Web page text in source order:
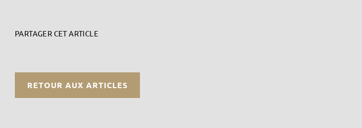
PARTAGER CET ARTICLE
RETOUR AUX ARTICLES